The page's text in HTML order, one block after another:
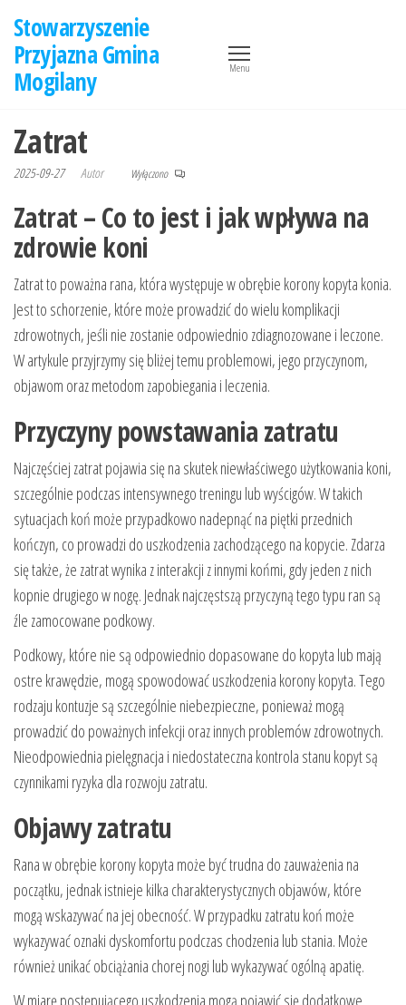
treści
Stowarzyszenie
Przyjazna Gmina
Mogilany
Menu
Zatrat
2025-09-27 Autor Wyłączono
Zatrat – Co to jest i jak wpływa na
zdrowie koni
Zatrat to poważna rana, która występuje w obrębie korony kopyta konia.
Jest to schorzenie, które może prowadzić do wielu komplikacji
zdrowotnych, jeśli nie zostanie odpowiednio zdiagnozowane i leczone.
W artykule przyjrzymy się bliżej temu problemowi, jego przyczynom,
objawom oraz metodom zapobiegania i leczenia.
Przyczyny powstawania zatratu
Najczęściej zatrat pojawia się na skutek niewłaściwego użytkowania koni,
szczególnie podczas intensywnego treningu lub wyścigów. W takich
sytuacjach koń może przypadkowo nadepnąć na piętki przednich
kończyn, co prowadzi do uszkodzenia zachodzącego na kopycie. Zdarza
się także, że zatrat wynika z interakcji z innymi końmi, gdy jeden z nich
kopnie drugiego w nogę. Jednak najczęstszą przyczyną tego typu ran są
źle zamocowane podkowy.
Podkowy, które nie są odpowiednio dopasowane do kopyta lub mają
ostre krawędzie, mogą spowodować uszkodzenia korony kopyta. Tego
rodzaju kontuzje są szczególnie niebezpieczne, ponieważ mogą
prowadzić do poważnych infekcji oraz innych problemów zdrowotnych.
Nieodpowiednia pielęgnacja i niedostateczna kontrola stanu kopyt są
czynnikami ryzyka dla rozwoju zatratu.
Objawy zatratu
Rana w obrębie korony kopyta może być trudna do zauważenia na
początku, jednak istnieje kilka charakterystycznych objawów, które
mogą wskazywać na jej obecność. W przypadku zatratu koń może
wykazywać oznaki dyskomfortu podczas chodzenia lub stania. Może
również unikać obciążania chorej nogi lub wykazywać ogólną apatię.
W miarę postępującego uszkodzenia mogą pojawić się dodatkowe